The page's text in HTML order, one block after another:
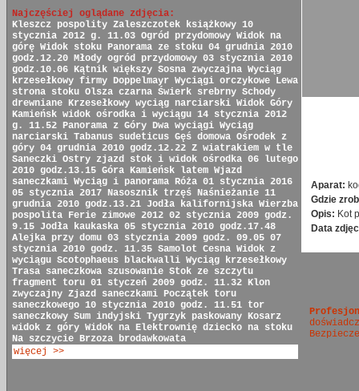
Najczęściej oglądane zdjęcia:
Kleszcz pospolity Zaleszczotek książkowy 10
stycznia 2012 g. 11.03 Ogród przydomowy Widok na
górę Widok stoku Panorama ze stoku 04 grudnia 2010
godz.12.20 Młody ogród przydomowy 03 stycznia 2010
godz.10.06 Kątnik większy Sosna zwyczajna Wyciąg
krzesełkowy firmy Doppelmayr Wyciągi orczykowe Lewa
strona stoku Olsza czarna Świerk srebrny Schody
drewniane Krzesełkowy wyciąg narciarski Widok Góry
Kamieńsk widok ośrodka i wyciągu 14 stycznia 2012
g. 11.52 Panorama z Góry Dwa wyciągi Wyciąg
narciarski Tabanus sudeticus Gęś domowa Ośrodek z
góry 04 grudnia 2010 godz.12.22 Z wiatrakiem w tle
Saneczki Ostry zjazd stok i widok ośrodka 06 lutego
2010 godz.13.15 Góra Kamieńsk latem Wjazd
saneczkami Wyciąg i panorama Róża 01 stycznia 2016
05 stycznia 2017 Nasosznik trzęś Naśnieżanie 11
grudnia 2010 godz.13.21 Jodła kalifornijska Wierzba
pospolita Ferie zimowe 2012 02 stycznia 2009 godz.
9.15 Jodła kaukaska 05 stycznia 2010 godz.17.48
Alejka przy domu 03 stycznia 2009 godz. 09.05 07
stycznia 2010 godz. 11.35 Samolot Cesna Widok z
wyciągu Scotophaeus blackwalli Wyciąg krzesełkowy
Trasa saneczkowa szusowanie Stok ze szczytu
fragment toru 01 styczeń 2009 godz. 11.32 Klon
zwyczajny Zjazd saneczkami Początek toru
saneczkowego 10 stycznia 2010 godz. 11.51 tor
saneczkowy Sum indyjski Tygrzyk paskowany Kosarz
widok z góry Widok na Elektrownię dziecko na stoku
Na szczycie Brzoza brodawkowata
więcej >>
Aparat:
Gdzie
Opis: Kot
Data